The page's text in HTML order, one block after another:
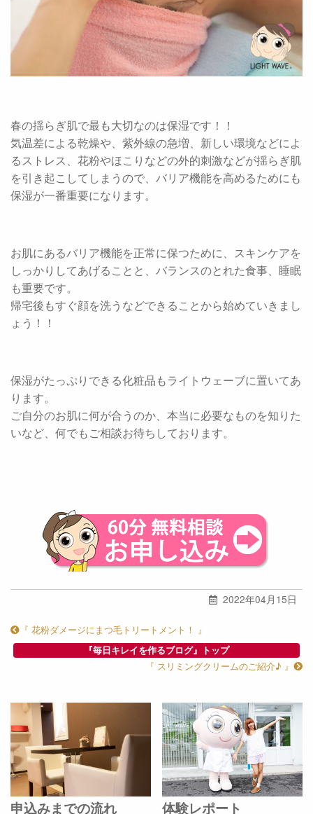
春の揺らぎ肌で最も大切なのは保湿です！！
気温差による乾燥や、紫外線の急増、新しい環境などによ
るストレス、花粉やほこりなどの外的刺激などが揺らぎ肌
を引き起こしてしまうので、バリア機能を高めるためにも
保湿が一番重要になります。
お肌にあるバリア機能を正常に保つために、スキンケアを
しっかりしてあげることと、バランスのとれた食事、睡眠
も重要です。
帰宅後もすぐ顔を洗うなどできることから始めていきまし
ょう！！
保湿がたっぷりできる化粧品もライトウェーブに置いてあ
ります。
ご自分のお肌に何が合うのか、本当に必要なものを知りた
いなど、何でもご相談お待ちしております。
2022年04月15日
『 花粉ダメージにまつ毛トリートメント！ 』
『毎日キレイを作るブログ』トップ
『 スリミングクリームのご紹介♪ 』
申込みまでの流れ 体験レポート